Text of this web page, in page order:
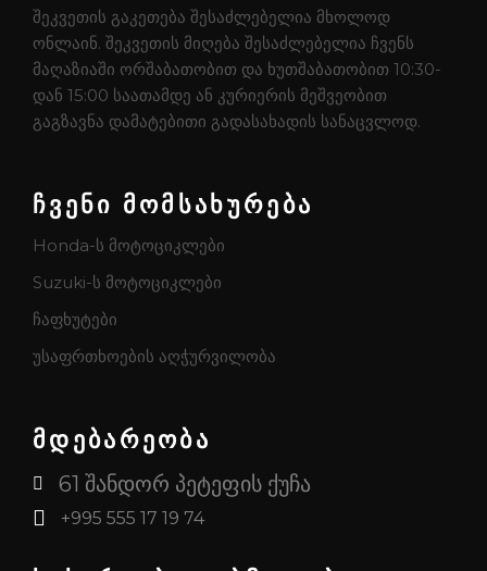
შეკვეთის გაკეთება შესაძლებელია მხოლოდ
ონლაინ. შეკვეთის მიღება შესაძლებელია ჩვენს
მაღაზიაში ორშაბათობით და ხუთშაბათობით 10:30-
დან 15:00 საათამდე ან კურიერის მეშვეობით
გაგზავნა დამატებითი გადასახადის სანაცვლოდ.
ჩვენი მომსახურება
Honda-ს მოტოციკლები
Suzuki-ს მოტოციკლები
ჩაფხუტები
უსაფრთხოების აღჭურვილობა
მდებარეობა
61 შანდორ პეტეფის ქუჩა
+995 555 17 19 74